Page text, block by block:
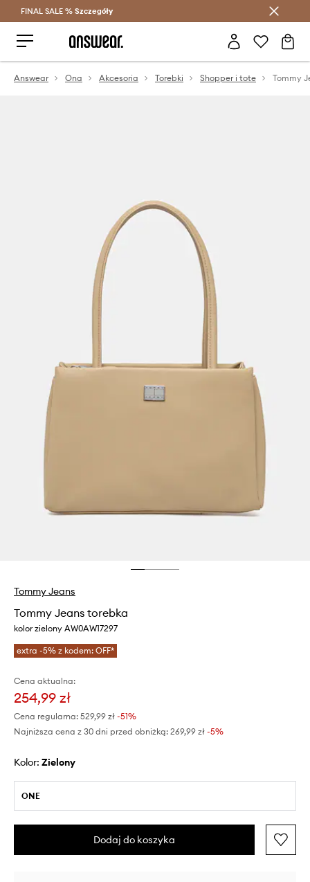
Oszczędzaj z Answear Club >
FINAL SALE % Szczegóły
Answear Ona Akcesoria Torebki Shopper i tote Tommy
Tommy Jeans
Tommy Jeans torebka
kolor zielony AW0AW17297
extra -5% z kodem: OFF*
Cena aktualna:
254,99 zł
Cena regularna: 529,99 zł -51%
Najniższa cena z 30 dni przed obniżką: 269,99 zł -5%
Kolor: zielony
ONE
Dodaj do koszyka